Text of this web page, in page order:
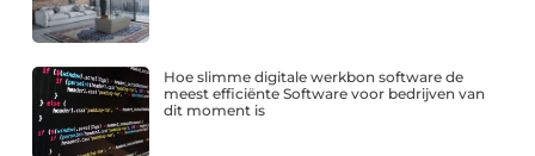
Hoe slimme digitale werkbon software de
meest efficiënte Software voor bedrijven van
dit moment is